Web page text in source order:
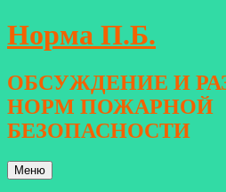
Перейти
к
Норма П.Б.
ОБСУЖДЕНИЕ И
НОРМ ПОЖАРНОЙ
БЕЗОПАСНОСТИ
Меню